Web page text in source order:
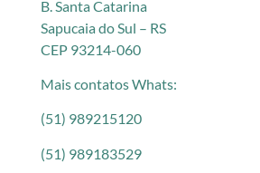
B. Santa Catarina
Sapucaia do Sul – RS
CEP 93214-060
Mais contatos Whats:
(51) 989215120
(51) 989183529